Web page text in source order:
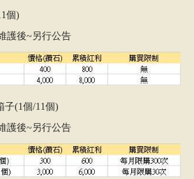
個)
護後~另行公告
子(1個/11個)
護後~另行公告